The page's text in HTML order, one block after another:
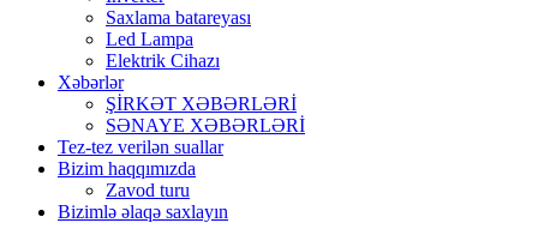
Saxlama batareyası
Led Lampa
Elektrik Cihazı
Xəbərlər
ŞİRKƏT XƏBƏRLƏRİ
SƏNAYE XƏBƏRLƏRİ
Tez-tez verilən suallar
Bizim haqqımızda
Zavod turu
Bizimlə əlaqə saxlayın